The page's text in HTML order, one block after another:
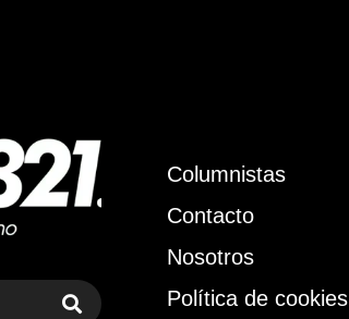
Columnistas
Contacto
Nosotros
Política de cookies